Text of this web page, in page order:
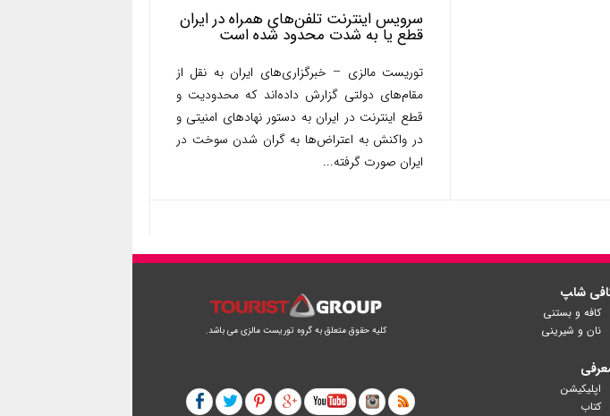
سرویس اینترنت تلفن‌های همراه در ایران
قطع یا به شدت محدود شده است
توریست مالزی – خبرگزاری‌های ایران به نقل از
مقام‌های دولتی گزارش داده‌اند که محدودیت و
قطع اینترنت در ایران به دستور نهادهای امنیتی و
در واکنش به اعتراض‌ها به گران شدن سوخت در
ایران صورت گرفته...
شا‍پ
کافه و بستنی
نان و شیرینی
اپلیکیشن
کتاب
کلیه حقوق متعلق به گروه توریست مالزی می باشد.